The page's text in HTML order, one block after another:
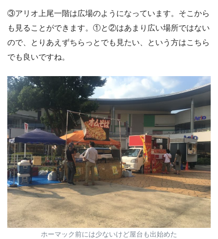
③アリオ上尾一階は広場のようになっています。そこから
も見ることができます。①と②はあまり広い場所ではない
ので、とりあえずちらっとでも見たい、という方はこちら
でも良いですね。
ホーマック前には少ないけど屋台も出始めた